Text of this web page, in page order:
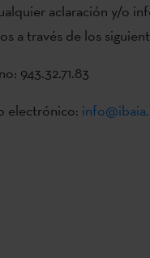
aclaración y/o
a través de los
943.32.71.83
electrónico: